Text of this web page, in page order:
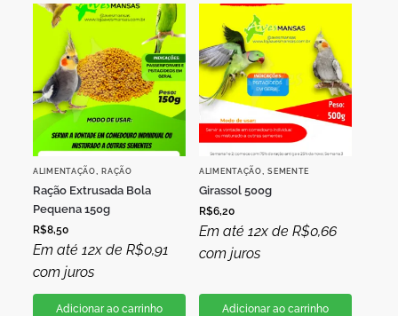
ALIMENTAÇÃO,RAÇÃO
Ração Extrusada Bola
Pequena 150g
R$8,50
Em até 12x de R$0,91
com juros
Adicionar ao carrinho
ALIMENTAÇÃO,SEMENTE
Girassol 500g
R$6,20
Em até 12x de R$0,66
com juros
Adicionar ao carrinho